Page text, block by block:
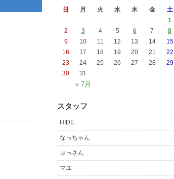
日 月 火 水 木 金 土
« 7月
1
2
3 4 5 6 7
8
9
10 11 12 13 14
15
16
17 18 19 20 21
22
23
24 25 26 27 28
29
30
31
スタッフ
HIDE
なっちゃん
ぶっさん
マユ